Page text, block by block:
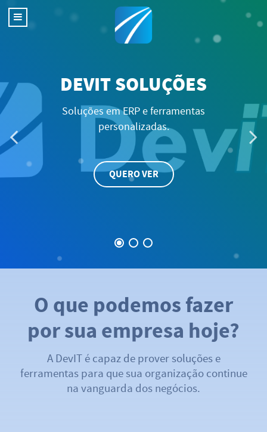
CONSULTORIA
Informação precisa no local
PRECISO
O que podemos fazer
por sua empresa hoje?
A DevIT é capaz de prover soluções e
ferramentas para que sua organização continue
na vanguarda dos negócios.